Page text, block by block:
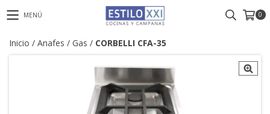
MENÚ 0
Inicio / Anafes / Gas / CORBELLI CFA-35